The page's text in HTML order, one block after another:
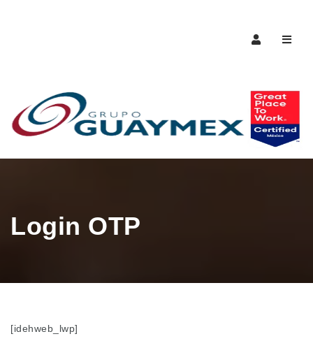
Login OTP
[idehweb_lwp]